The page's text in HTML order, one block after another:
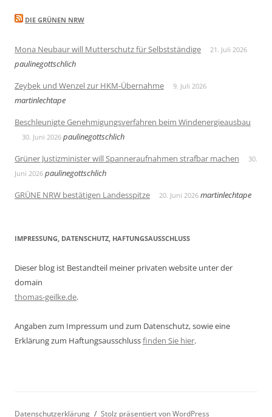
DIE GRÜNEN NRW
Mona Neubaur will Mutterschutz für Selbstständige 21. Juli 2026
paulinegottschlich
Zeybek und Wenzel zur HKM-Übernahme
9. Juli 2026
martinlechtape
Beschleunigte Genehmigungsverfahren beim Windenergieausbau
30. Juni 2026 paulinegottschlich
Grüner Justizminister will Spanneraufnahmen strafbar machen
30.
Juni 2026 paulinegottschlich
GRÜNE NRW bestätigen Landesspitze
20. Juni 2026 martinlechtape
IMPRESSUNG, DATENSCHUTZ, HAFTUNGSAUSSCHLUSS
Dieser blog ist Bestandteil meiner privaten website unter der
domain
thomas-geilke.de.
Angaben zum Impressum und zum Datenschutz, sowie eine
Erklärung zum Haftungsausschlussfinden Sie hier.
Datenschutzerklärung Stolz präsentiert von WordPress